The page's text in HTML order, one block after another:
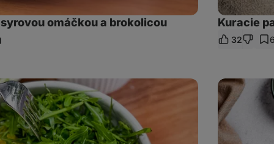
omáčkou a brokolicou Kuracie
32
Cestoviny
tagliatelle
Alfredo
s
kuracím
mäsom